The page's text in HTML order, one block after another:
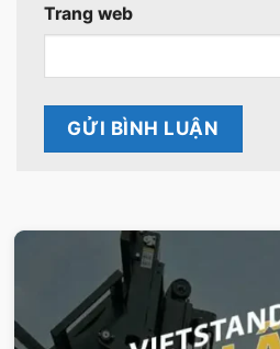
VIETSTANDARD VIỆT NAM
Xe-nang
Trang web